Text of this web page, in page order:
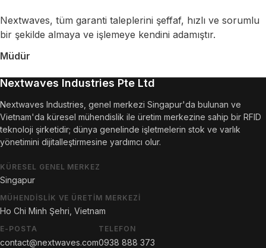
Nextwaves, tüm garanti taleplerini şeffaf, hızlı ve sorumlu
bir şekilde almaya ve işlemeye kendini adamıştır.
Müdür
Nextwaves Industries Pte Ltd
Nextwaves Industries, genel merkezi Singapur'da bulunan ve
Vietnam'da küresel mühendislik ile üretim merkezine sahip bir RFID
teknoloji şirketidir; dünya genelinde işletmelerin stok ve varlık
yönetimini dijitalleştirmesine yardımcı olur.
KÜRESEL GENEL MERKEZ
Singapur
MÜHENDISLIK VE ÜRETIM MERKEZI
Ho Chi Minh Şehri, Vietnam
E-POSTA
contact@nextwaves.com
TELEFON
0938 888 373